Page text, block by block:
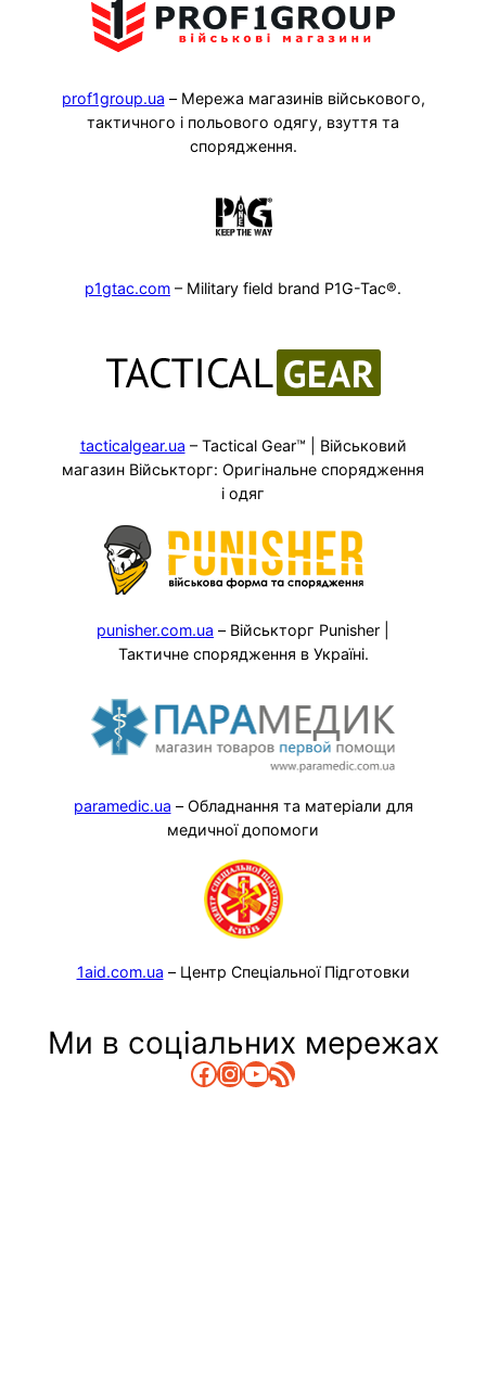
prof1group.ua – Мережа магазинів військового,
тактичного і польового одягу, взуття та
спорядження.
p1gtac.com – Military field brand P1G-Tac®.
tacticalgear.ua – Tactical Gear™ | Військовий
магазин Військторг: Оригінальне спорядження
і одяг
punisher.com.ua – Військторг Punisher |
Тактичне спорядження в Україні.
paramedic.ua – Обладнання та матеріали для
медичної допомоги
1aid.com.ua – Центр Спеціальної Підготовки
Ми в соціальних мережах
Facebook
Instagram
YouTube
RSS Канал